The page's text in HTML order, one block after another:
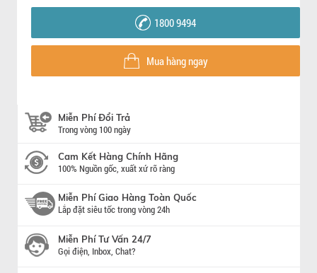
1800 9494
Mua hàng ngay
Miễn Phí Đổi Trả
Trong vòng 100 ngày
Cam Kết Hàng Chính Hãng
100% Nguồn gốc, xuất xứ rõ ràng
Miễn Phí Giao Hàng Toàn Quốc
Lắp đặt siêu tốc trong vòng 24h
Miễn Phí Tư Vấn 24/7
Gọi điện, Inbox, Chat?